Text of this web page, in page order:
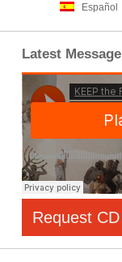
Español
Latest Message
Request CD